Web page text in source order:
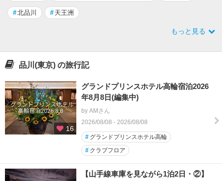
#北品川 # 天王洲
もっと見る
品川(東京) の旅行記
16
グランドプリンスホテル高輪宿泊2026
年8月8日(編集中)
by AMさん
2026/08/08 - 2026/08/08
# グランドプリンスホテル高輪
# クラブフロア
【山手線車庫を見ながら1泊2日・②】